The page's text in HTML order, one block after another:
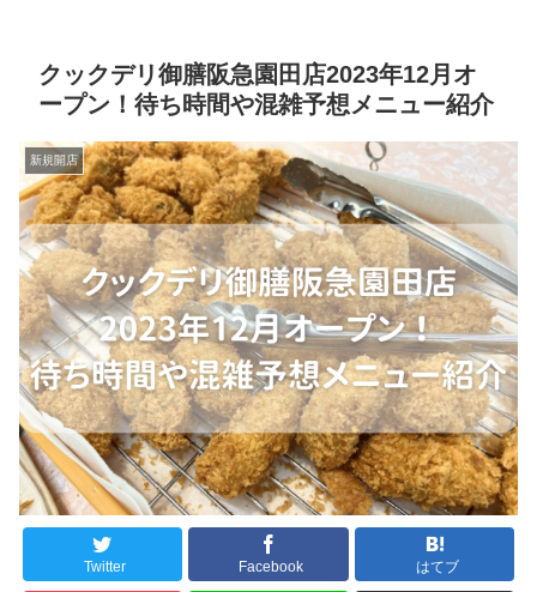
クックデリ御膳阪急園田店2023年12月オ
ープン！待ち時間や混雑予想メニュー紹介
新規開店
Twitter Facebook はてブ